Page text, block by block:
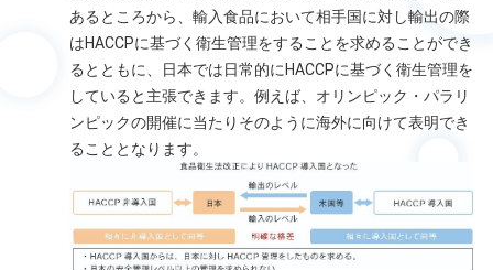
あるところから、輸入食品において相手国に対し輸出の際
はHACCPに基づく衛生管理をすることを求めることができ
るとともに、日本では日常的にHACCPに基づく衛生管理を
していると主張できます。例えば、オリンピック・パラリ
ンピックの開催に当たりそのように海外に向けて表明でき
ることとなります。